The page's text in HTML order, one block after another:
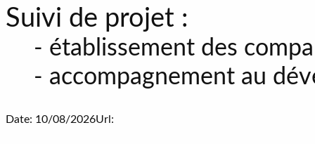
Suivi de projet :
- établissement des
- accompagnement au
Date: 10/08/2026Url: